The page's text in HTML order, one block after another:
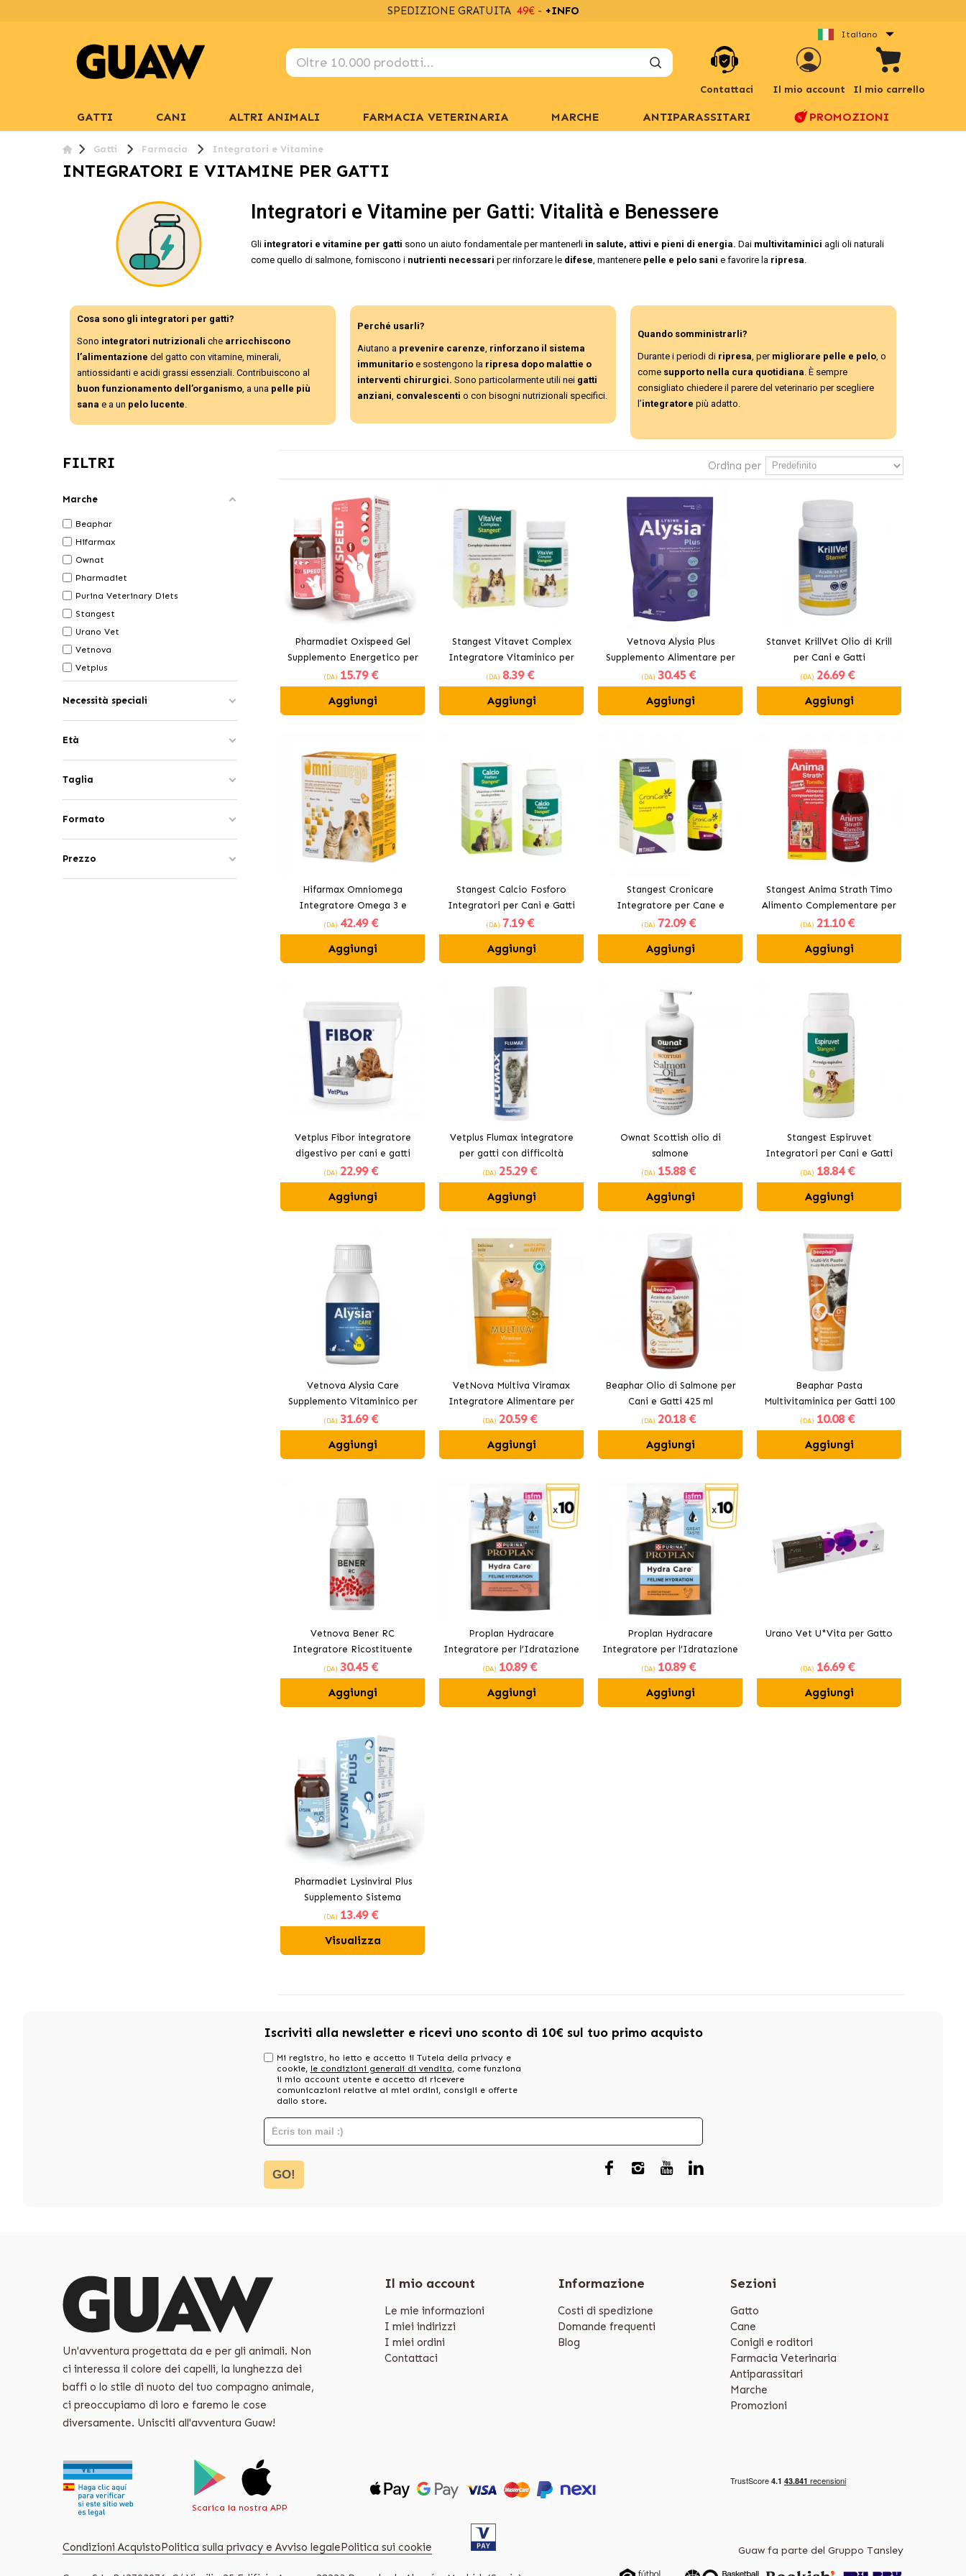
SPEDIZIONE GRATUITA 49€ - +INFO
Italiano
Contattaci Il mio account Il mio carrello
GATTI CANI ALTRI ANIMALI FARMACIA VETERINARIA MARCHE ANTIPARASSITARI PROMOZIONI
Gatti Farmacia Integratori e Vitamine
INTEGRATORI E VITAMINE PER GATTI
Integratori e Vitamine per Gatti: Vitalità e Benessere
Gli integratori e vitamine per gatti sono un aiuto fondamentale per mantenerli in salute, attivi e pieni di energia. Dai multivitaminici agli oli naturali
come quello di salmone, forniscono i nutrienti necessari per rinforzare le difese, mantenere pelle e pelo sani e favorire la ripresa.
Cosa sono gli integratori per gatti?
Sono integratori nutrizionali che arricchiscono
l’alimentazione del gatto con vitamine, minerali,
antiossidanti e acidi grassi essenziali. Contribuiscono al
buon funzionamento dell’organismo, a una pelle più
sana e a un pelo lucente.
Perché usarli?
Aiutano a prevenire carenze, rinforzano il sistema
immunitarioe sostengono la ripresa dopo malattie o
interventi chirurgici. Sono particolarmente utili nei gatti
anziani, convalescenti o con bisogni nutrizionali specifici.
Quando somministrarli?
Durante i periodi di ripresa, per migliorare pelle e pelo, o
come supporto nella cura quotidiana. È sempre
consigliato chiedere il parere del veterinario per scegliere
l’integratore più adatto.
FILTRI
Marche
Beaphar
Hifarmax
Ownat
Pharmadiet
Purina Veterinary Diets
Stangest
Urano Vet
Vetnova
Vetplus
Necessità speciali
Età
Taglia
Formato
Prezzo
Ordina per
Pharmadiet Oxispeed Gel
Supplemento Energetico per
Gatti
(DA) 15.79 €
Aggiungi
Stangest Vitavet Complex
Integratore Vitaminico per
Cani e Gatti
(DA) 8.39 €
Aggiungi
Vetnova Alysia Plus
Supplemento Alimentare per
Gatti
(DA) 30.45 €
Aggiungi
Stanvet KrillVet Olio di Krill
per Cani e Gatti
(DA) 26.69 €
Aggiungi
Hifarmax Omniomega
Integratore Omega 3 e
Vitamina E per Cani e Gatti
(DA) 42.49 €
Aggiungi
Stangest Calcio Fosforo
Integratori per Cani e Gatti
(DA) 7.19 €
Aggiungi
Stangest Cronicare
Integratore per Cane e
Gatto
(DA) 72.09 €
Aggiungi
Stangest Anima Strath Timo
Alimento Complementare per
Cani e Gatti
(DA) 21.10 €
Aggiungi
Vetplus Fibor integratore
digestivo per cani e gatti
(DA) 22.99 €
Aggiungi
Vetplus Flumax integratore
per gatti con difficoltà
respiratorie
(DA) 25.29 €
Aggiungi
Ownat Scottish olio di
salmone
(DA) 15.88 €
Aggiungi
Stangest Espiruvet
Integratori per Cani e Gatti
(DA) 18.84 €
Aggiungi
Vetnova Alysia Care
Supplemento Vitaminico per
Gatti
(DA) 31.69 €
Aggiungi
VetNova Multiva Viramax
Integratore Alimentare per
Gatti
(DA) 20.59 €
Aggiungi
Beaphar Olio di Salmone per
Cani e Gatti 425 ml
(DA) 20.18 €
Aggiungi
Beaphar Pasta
Multivitaminica per Gatti 100
gr
(DA) 10.08 €
Aggiungi
Vetnova Bener RC
Integratore Ricostituente
per Cani e Gatti
(DA) 30.45 €
Aggiungi
Proplan Hydracare
Integratore per l’Idratazione
dei Gatti al Salmone
(DA) 10.89 €
Aggiungi
Proplan Hydracare
Integratore per l’Idratazione
dei Gatti al Pollo
(DA) 10.89 €
Aggiungi
Urano Vet U*Vita per Gatto
(DA) 16.69 €
Aggiungi
Pharmadiet Lysinviral Plus
Supplemento Sistema
Immunitario per Gatti
(DA) 13.49 €
Visualizza
Iscriviti alla newsletter e ricevi uno sconto di 10€ sul tuo primo acquisto
Mi registro, ho letto e accetto il Tutela della privacy e
cookie, le condizioni generali di vendita, come funziona
il mio account utente e accetto di ricevere
comunicazioni relative ai miei ordini, consigli e offerte
dallo store.
GO!
Un'avventura progettata da e per gli animali. Non
ci interessa il colore dei capelli, la lunghezza dei
baffi o lo stile di nuoto del tuo compagno animale,
ci preoccupiamo di loro e faremo le cose
diversamente. Unisciti all'avventura Guaw!
Il mio account
Le mie informazioni
I miei indirizzi
I miei ordini
Contattaci
Informazione
Costi di spedizione
Domande frequenti
Blog
Sezioni
Gatto
Cane
Conigli e roditori
Farmacia Veterinaria
Antiparassitari
Marche
Promozioni
Scarica la nostra APP
Condizioni AcquistoPolitica sulla privacy e Avviso legalePolitica sui cookie Guaw fa parte del Gruppo Tansley